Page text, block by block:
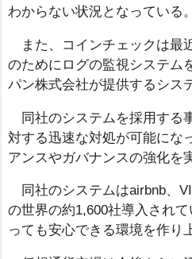
わからない状況となっている。
また、コインチェックは最
のためにログの監視システム
パン株式会社が提供するシス
同社のシステムを採用する
対する迅速な対処が可能にな
アンスやガバナンスの強化を
同社のシステムはairbnb、
の世界の約1,600社導入され
っても安心できる環境を作り